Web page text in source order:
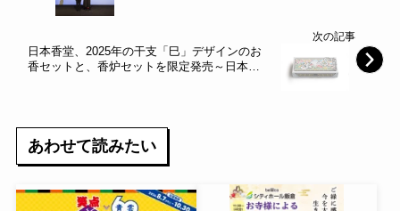
次の記事
日本香堂、2025年の干支「巳」デザインのお
香セットと、香炉セットを限定発売～日本香
あわせて読みたい